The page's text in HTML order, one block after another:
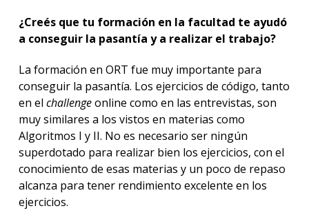
¿Creés que tu formación en la facultad te ayudó
a conseguir la pasantía y a realizar el trabajo?
La formación en ORT fue muy importante para
conseguir la pasantía. Los ejercicios de código, tanto
en el challengeonline como en las entrevistas, son
muy similares a los vistos en materias como
Algoritmos I y II. No es necesario ser ningún
superdotado para realizar bien los ejercicios, con el
conocimiento de esas materias y un poco de repaso
alcanza para tener rendimiento excelente en los
ejercicios.